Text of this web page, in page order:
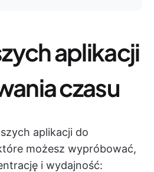
aplikacji
czasu
aplikacji do
możesz wypróbować,
i wydajność: